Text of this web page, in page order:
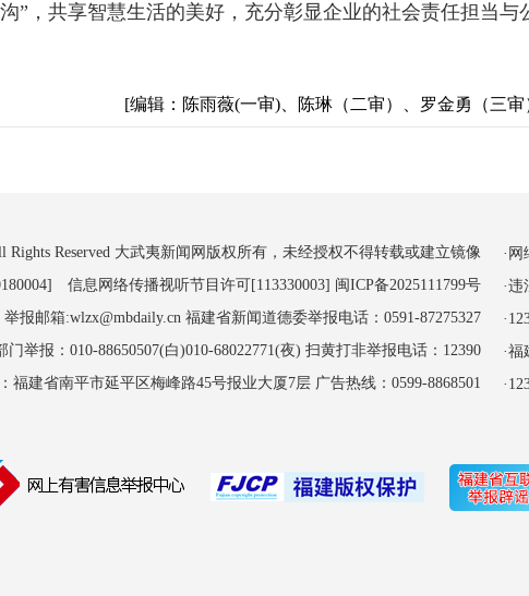
”，共享智慧生活的美好，充分彰显企业的社会责任担当与
[编辑：陈雨薇(一审)、陈琳（二审）、罗金勇（三审
Reserved 大武夷新闻网版权所有，未经授权不得转载或建立镜像
信息网络传播视听节目许可[113330003] 闽ICP备2025111799号
报邮箱:wlzx@mbdaily.cn 福建省新闻道德委举报电话：0591-87275327
举报：010-88650507(白)010-68022771(夜) 扫黄打非举报电话：12390
福建省南平市延平区梅峰路45号报业大厦7层 广告热线：0599-8868501
·
·
·